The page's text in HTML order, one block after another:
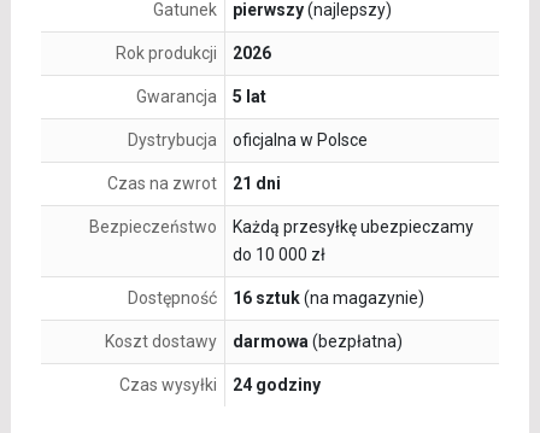
Gatunek pierwszy(najlepszy)
Rok produkcji 2026
Gwarancja 5 lat
Dystrybucja oficjalna w Polsce
Czas na zwrot 21 dni
Bezpieczeństwo
Każdą przesyłkę ubezpieczamy
do 10 000 zł
Dostępność 16 sztuk(na magazynie)
Koszt dostawy darmowa (bezpłatna)
Czas wysyłki 24 godziny